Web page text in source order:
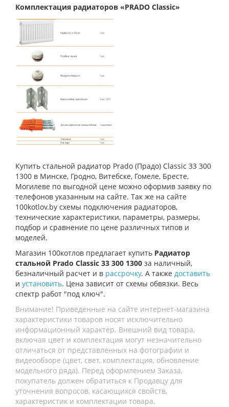
Комплектация радиаторов «PRADO Classic»
Купить стальной радиатор Prado (Прадо) Classic 33 300
1300 в Минске, Гродно, Витебске, Гомеле, Бресте,
Могилеве по выгодной цене можно оформив заявку по
телефонов указанным на сайте. Так же на сайте
100kotlov.by схемы подключения радиаторов,
технические характеристики, параметры, размеры,
подбор и сравнение по цене различных типов и
моделей.
Магазин 100котлов предлагает купить Радиатор
стальной Prado Classic 33 300 1300 за наличный,
безналичный расчет и в рассрочку. А также доставить
и установить. Цена зависит от схемы обвязки. Весь
спектр работ "под ключ".
Внимание! Приведенные на сайте интернет-магазина
характеристики товаров носят исключительно
информационный характер. Внешний вид товара,
включая цвет и комплектация могут незначительно
отличаться от представленных на фотографии и
видеообзоре (цвет, свет, комплектация, обновление
модельного ряда). Перед оформлением Заказа,
покупатель должен обратиться к Продавцу для
уточнения вопросов, касающихся свойств,
характеристик и комплектации товара.